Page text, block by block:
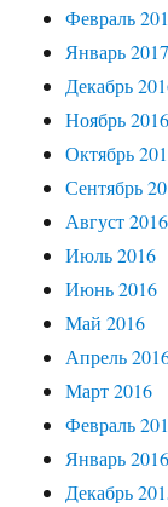
Февраль
Январь 2017
Декабрь
Ноябрь 2016
Октябрь
Сентябрь
Август 2016
Июль 2016
Июнь 2016
Май 2016
Апрель
Март 2016
Февраль
Январь 2016
Декабрь